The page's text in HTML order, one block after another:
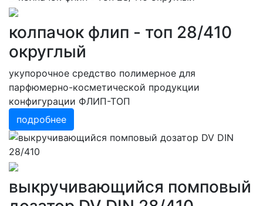
колпачок флип - топ 28/410
округлый
укупорочное средство полимерное для
парфюмерно-косметической продукции
конфигурации ФЛИП-ТОП
подробнее
выкручивающийся помповый